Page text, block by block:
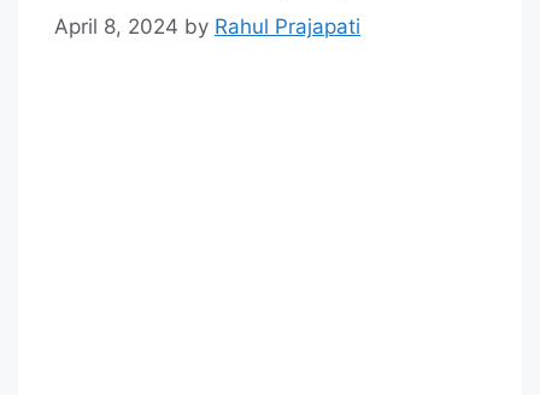
April 8, 2024 by Rahul Prajapati